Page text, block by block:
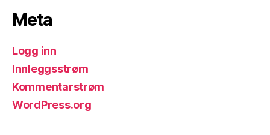
Meta
Logg inn
Innleggsstrøm
Kommentarstrøm
WordPress.org